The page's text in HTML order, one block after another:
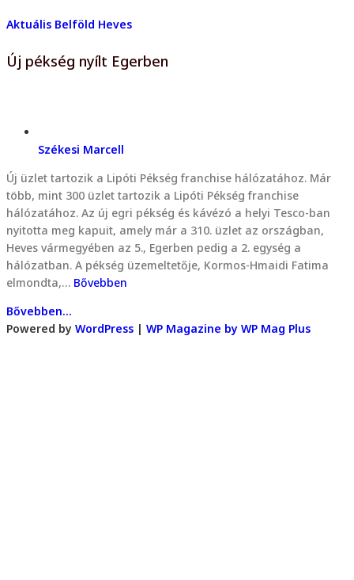
Aktuális Belföld Heves
Új pékség nyílt Egerben
Székesi Marcell
Új üzlet tartozik a Lipóti Pékség franchise hálózatához. Már
több, mint 300 üzlet tartozik a Lipóti Pékség franchise
hálózatához. Az új egri pékség és kávézó a helyi Tesco-ban
nyitotta meg kapuit, amely már a 310. üzlet az országban,
Heves vármegyében az 5., Egerben pedig a 2. egység a
hálózatban. A pékség üzemeltetője, Kormos-Hmaidi Fatima
elmondta,… Bővebben
Bővebben...
Powered by WordPress | WP Magazine by WP Mag Plus